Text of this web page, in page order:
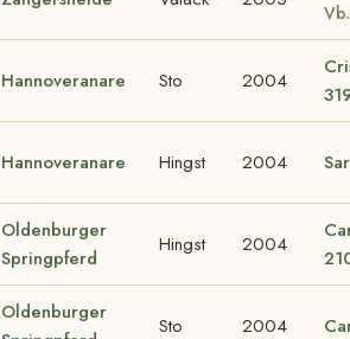
Vb.
Hannoveranare Sto 2004
Hannoveranare Hingst 2004
Oldenburger
Springpferd
Hingst 2004
Oldenburger
Sto 2004